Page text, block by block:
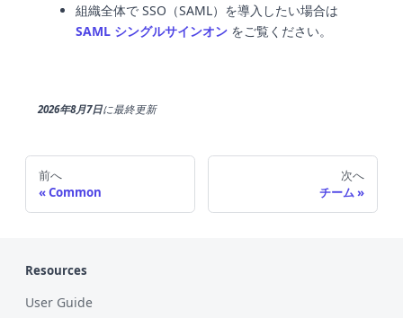
組織全体で SSO（SAML）を導入したい場合は
SAML シングルサインオン をご覧ください。
2026年8月7日に最終更新
前へ
Common
次へ
チーム
Resources
User Guide